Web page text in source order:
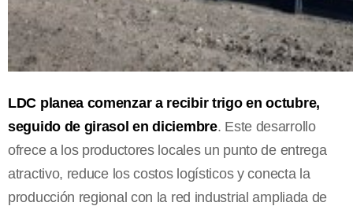
LDC planea comenzar a recibir trigo en octubre,
seguido de girasol en diciembre. Este desarrollo
ofrece a los productores locales un punto de entrega
atractivo, reduce los costos logísticos y conecta la
producción regional con la red industrial ampliada de